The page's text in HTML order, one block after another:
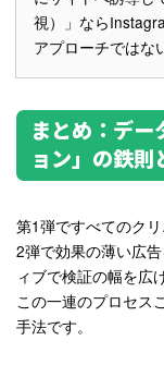
視）」なら
アプローチではな
まとめ：デ
ョン」の鉄則
第1弾ですべてのク
2弾で効果の薄い広
ィブで検証の幅を広
この一連のプロセス
手法です。